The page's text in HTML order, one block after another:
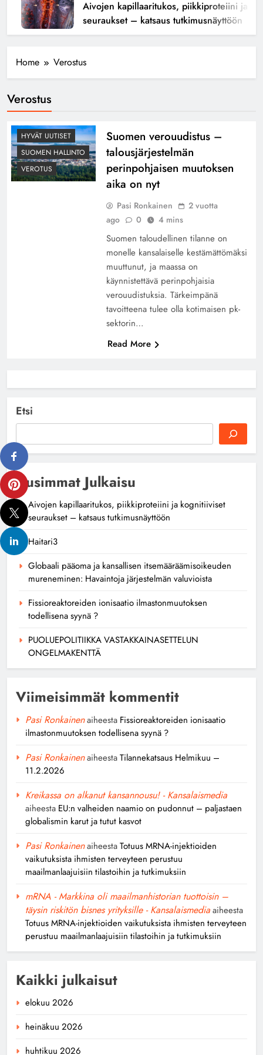
Aivojen kapillaaritukos, piikkiproteiini ja
seuraukset – katsaus tutkimusnäyttöön
Home Verostus
Verostus
HYVÄT UUTISET
SUOMEN HALLINTO
VEROTUS
Suomen verouudistus –
talousjärjestelmän
perinpohjaisen muutoksen
aika on nyt
Pasi Ronkainen
2 vuotta
ago
0 4 mins
Suomen taloudellinen tilanne on
monelle kansalaiselle kestämättömäksi
muuttunut, ja maassa on
käynnistettävä perinpohjaisia
verouudistuksia. Tärkeimpänä
tavoitteena tulee olla kotimaisen pk-
sektorin…
Read More
Etsi
Uusimmat Julkaisu
Aivojen kapillaaritukos, piikkiproteiini ja kognitiiviset
seuraukset – katsaus tutkimusnäyttöön
Haitari3
Globaali pääoma ja kansallisen itsemääräämisoikeuden
mureneminen: Havaintoja järjestelmän valuvioista
Fissioreaktoreiden ionisaatio ilmastonmuutoksen
todellisena syynä ?
PUOLUEPOLITIIKKA VASTAKKAINASETTELUN
ONGELMAKENTTÄ
Viimeisimmät kommentit
Pasi Ronkainenaiheesta Fissioreaktoreiden ionisaatio
ilmastonmuutoksen todellisena syynä ?
Pasi RonkainenaiheestaTilannekatsaus Helmikuu –
11.2.2026
Kreikassa on alkanut kansannousu! - Kansalaismedia
aiheesta EU:n valheiden naamio on pudonnut – paljastaen
globalismin karut ja tutut kasvot
Pasi RonkainenaiheestaTotuus MRNA-injektioiden
vaikutuksista ihmisten terveyteen perustuu
maailmanlaajuisiin tilastoihin ja tutkimuksiin
mRNA - Markkina oli maailmanhistorian tuottoisin –
täysin riskitön bisnes yrityksille - Kansalaismediaaiheesta
Totuus MRNA-injektioiden vaikutuksista ihmisten terveyteen
perustuu maailmanlaajuisiin tilastoihin ja tutkimuksiin
Kaikki julkaisut
elokuu 2026
heinäkuu 2026
huhtikuu 2026